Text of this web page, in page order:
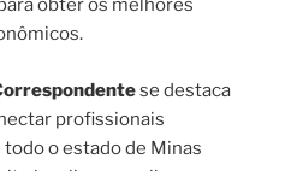
obter os melhores
se destaca
profissionais
o estado de Minas